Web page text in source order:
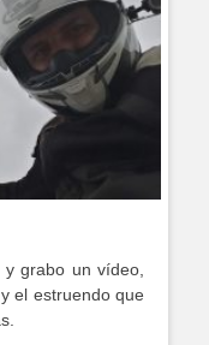
grabo un vídeo,
el estruendo que